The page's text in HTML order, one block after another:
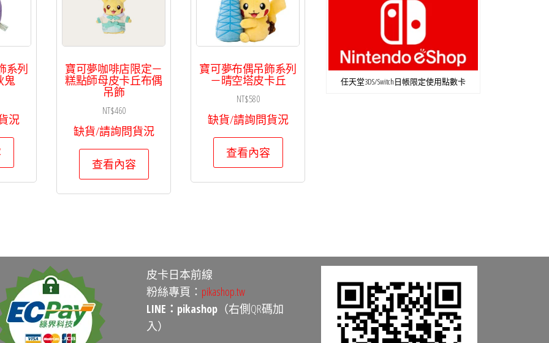
系列
鬼
況
寶可夢咖啡店限定－
糕點師母皮卡丘布偶
吊飾
NT$460
缺貨/請詢問貨況
查看內容
寶可夢布偶吊飾系列
－晴空塔皮卡丘
NT$580
缺貨/請詢問貨況
查看內容
任天堂3DS/Switch日帳限定使用點數卡
皮卡日本前線
粉絲專頁： pikashop.tw
LINE：pikashop （右側QR碼加
入）